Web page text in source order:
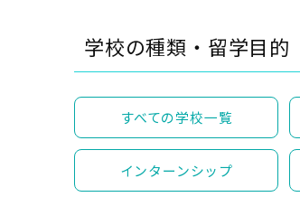
学校の種類・留学目的
すべての学校一覧
インターンシップ